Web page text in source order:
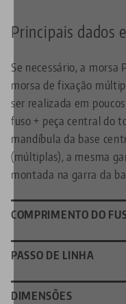
Principais dados
Se necessário, a
morsa de fixação
ser realizada em
fuso + peça central do
mandíbula da base
(múltiplas), a mesma
montada na garra da
COMPRIMENTO DO
PASSO DE LINHA
DIMENSÕES